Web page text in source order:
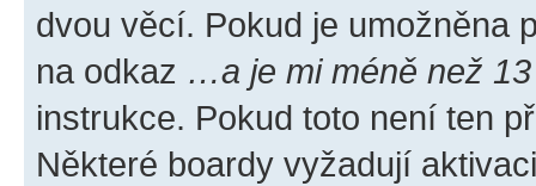
dvou věcí. Pokud je umožněna
na odkaz …a je mi méně než
instrukce. Pokud toto není ten
Některé boardy vyžadují